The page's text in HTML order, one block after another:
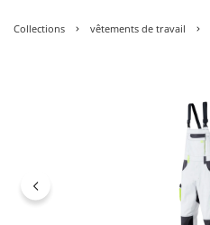
Collections vêtements de travail